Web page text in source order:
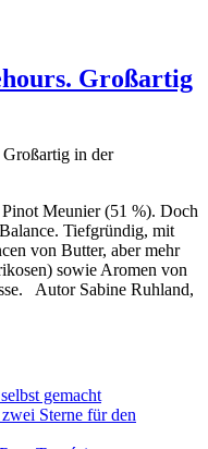
Großartig
Meunier (51 %). Doch
Tiefgründig, mit
von Butter, aber mehr
sowie Aromen von
Autor Sabine Ruhland,
gemacht
Sterne für den